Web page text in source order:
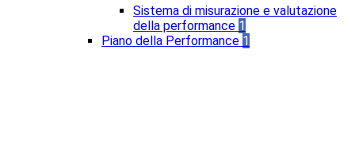
Sistema di misurazione e valutazione
della performance 1
Piano della Performance 1